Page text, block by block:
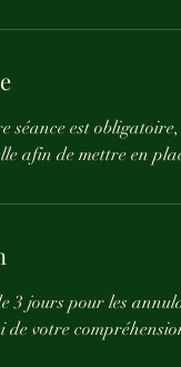
séance est
afin de mettre en
3 jours pour les
de votre